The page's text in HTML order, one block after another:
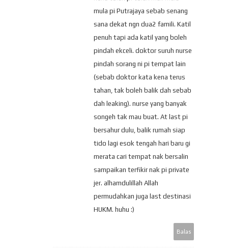
mula pi Putrajaya sebab senang
sana dekat ngn dua2 famili. Katil
penuh tapi ada katil yang boleh
pindah ekceli. doktor suruh nurse
pindah sorang ni pi tempat lain
(sebab doktor kata kena terus
tahan, tak boleh balik dah sebab
dah leaking). nurse yang banyak
songeh tak mau buat. At last pi
bersahur dulu, balik rumah siap
tido lagi esok tengah hari baru gi
merata cari tempat nak bersalin
sampaikan terfikir nak pi private
jer. alhamdulillah Allah
permudahkan juga last destinasi
HUKM. huhu :)
Balas